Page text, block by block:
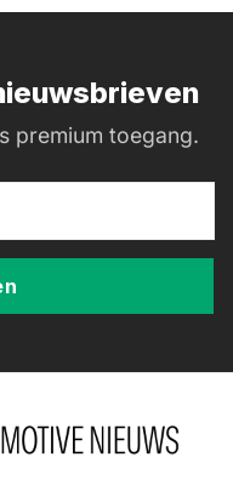
premium toegang.